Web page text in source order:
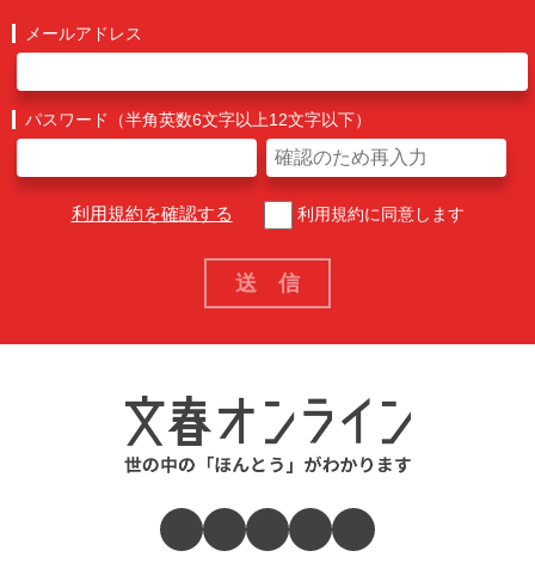
メールアドレス
パスワード（半角英数6文字以上12文字以下）
利用規約を確認する 利用規約に同意します